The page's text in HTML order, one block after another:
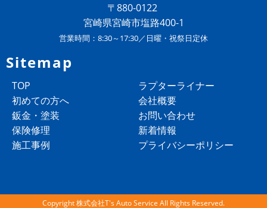
〒880-0122
宮崎県宮崎市塩路400-1
営業時間：8:30～17:30／日曜・祝祭日定休
Sitemap
TOP
初めての方へ
鈑金・塗装
保険修理
施工事例
ラプターライナー
会社概要
お問い合わせ
新着情報
プライバシーポリシー
Copyright 株式会社T's Auto Service All Rights Reserved.